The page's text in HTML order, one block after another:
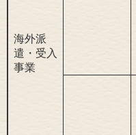
海外派
遣・受入
事業